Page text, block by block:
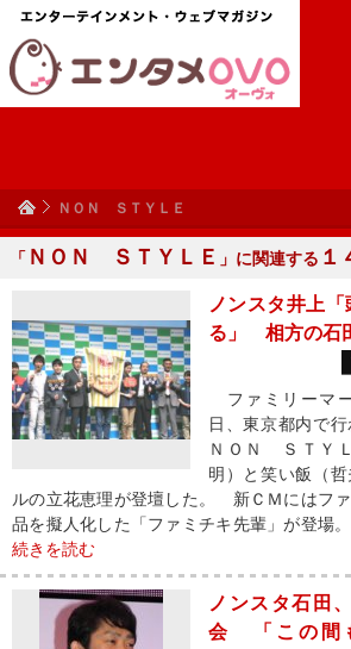
ＮＯＮ ＳＴＹＬＥ
「 ＮＯＮ ＳＴＹＬＥ 」に関連する １
ノンスタ井上
る」 相方の石
ファミリーマ
日、東京都内で
ＮＯＮ ＳＴＹ
明）と笑い飯（
ルの立花恵理が登壇した。 新ＣＭにはフ
品を擬人化した「ファミチキ先輩」が登場
続きを読む
ノンスタ石田
会 「この間